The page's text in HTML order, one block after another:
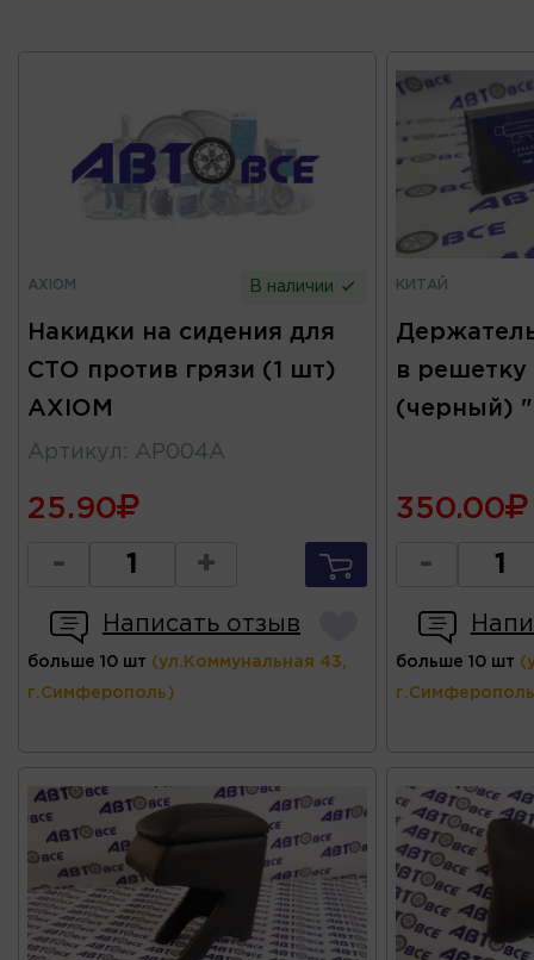
AXIOM В наличии
Накидки на сидения для
СТО против грязи (1 шт)
AXIOM
Артикул : AP004A
25.90
- +
Написать отзыв
больше 10 шт (ул.Коммунальная 43,
г.Симферополь)
КИТАЙ
в решетку
(черный)
350.00
-
больше 10 шт